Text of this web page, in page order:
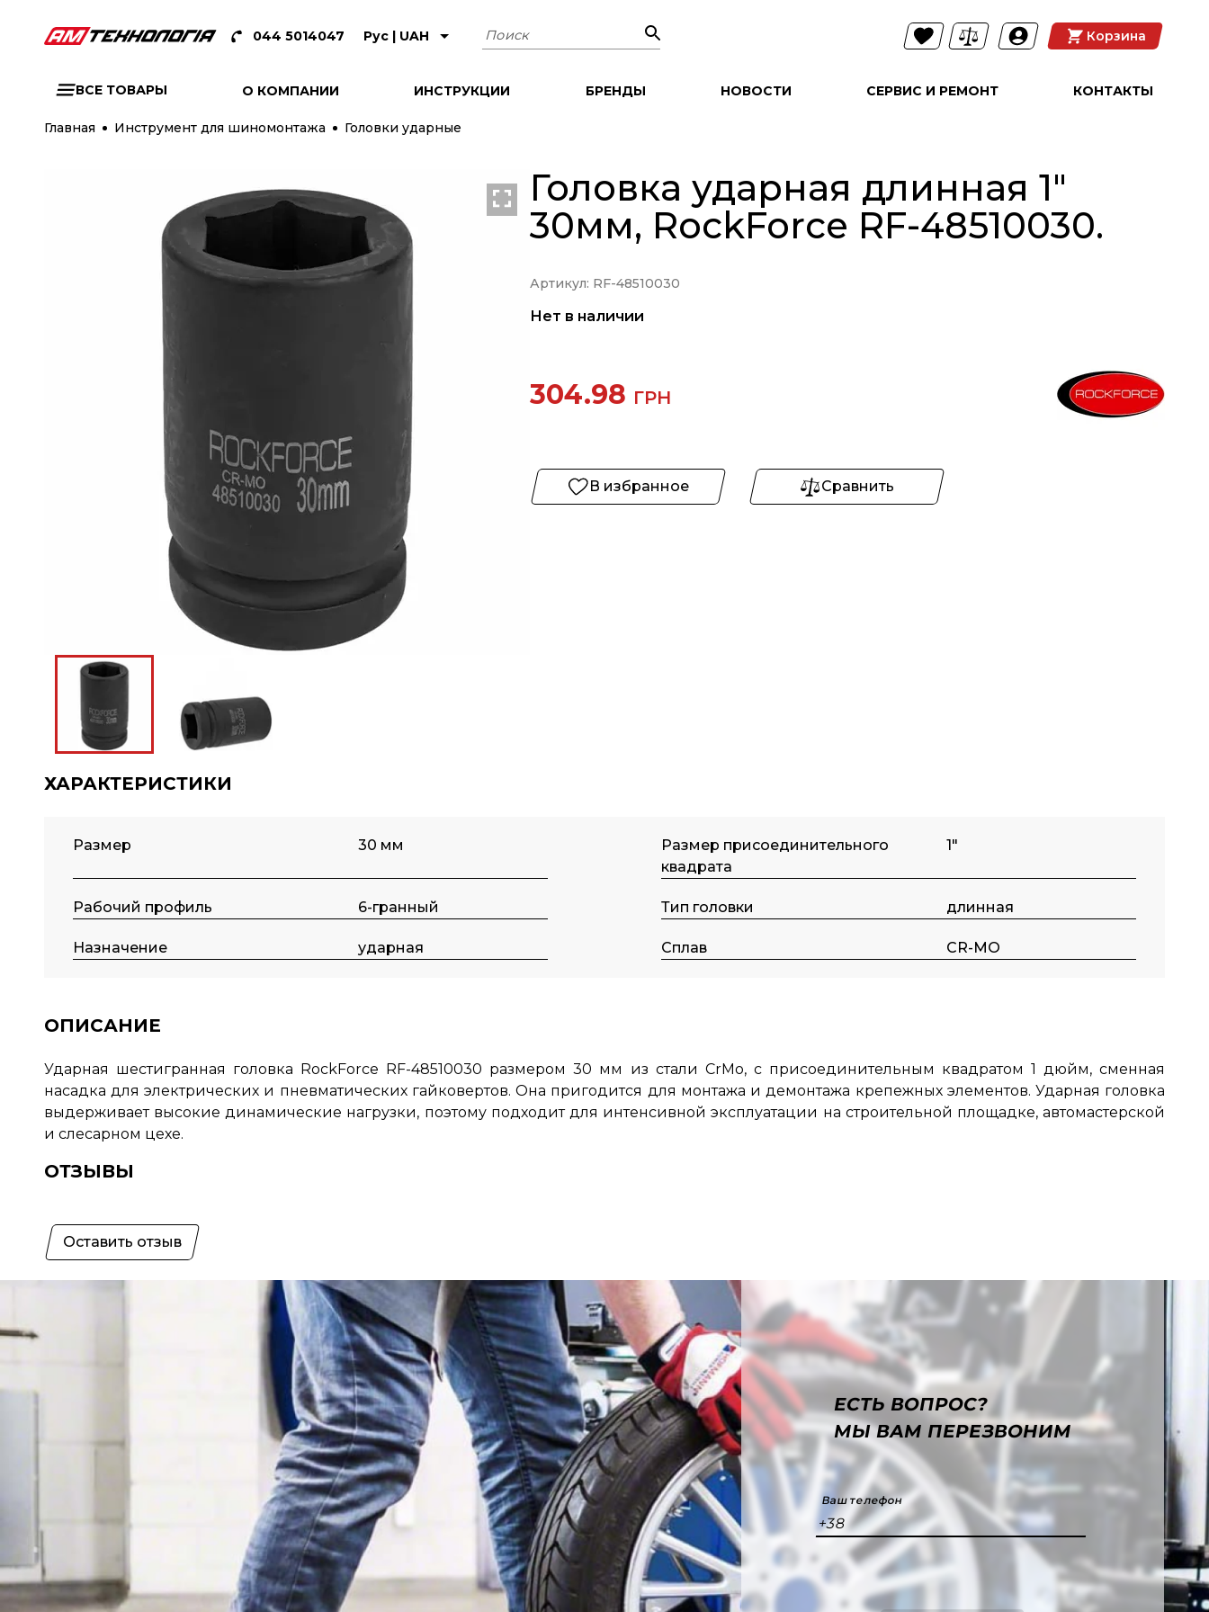
044 5014047 Рус | UAH Поиск Корзина
ВСЕ ТОВАРЫ О КОМПАНИИ ИНСТРУКЦИИ БРЕНДЫ НОВОСТИ СЕРВИС И РЕМОНТ КОНТАКТЫ
Главная Инструмент для шиномонтажа Головки ударные
Головка ударная длинная 1"
30мм, RockForce RF-48510030.
Артикул: RF-48510030
Нет в наличии
304.98 ГРН
В избранное Сравнить
ХАРАКТЕРИСТИКИ
Размер 30 мм
Размер присоединительного
квадрата
1"
Рабочий профиль 6-гранный Тип головки длинная
Назначение ударная Сплав CR-MO
ОПИСАНИЕ
Ударная шестигранная головка RockForce RF-48510030 размером 30 мм из стали CrMo, с присоединительным квадратом 1 дюйм, сменная
насадка для электрических и пневматических гайковертов. Она пригодится для монтажа и демонтажа крепежных элементов. Ударная головка
выдерживает высокие динамические нагрузки, поэтому подходит для интенсивной эксплуатации на строительной площадке, автомастерской
и слесарном цехе.
ОТЗЫВЫ
Оставить отзыв
ЕСТЬ ВОПРОС?
МЫ ВАМ ПЕРЕЗВОНИМ
Ваш телефон
+38